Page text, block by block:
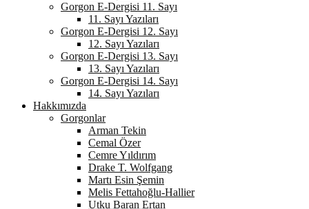
Gorgon E-Dergisi 11. Sayı
11. Sayı Yazıları
Gorgon E-Dergisi 12. Sayı
12. Sayı Yazıları
Gorgon E-Dergisi 13. Sayı
13. Sayı Yazıları
Gorgon E-Dergisi 14. Sayı
14. Sayı Yazıları
Hakkımızda
Gorgonlar
Arman Tekin
Cemal Özer
Cemre Yıldırım
Drake T. Wolfgang
Martı Esin Şemin
Melis Fettahoğlu-Hallier
Utku Baran Ertan